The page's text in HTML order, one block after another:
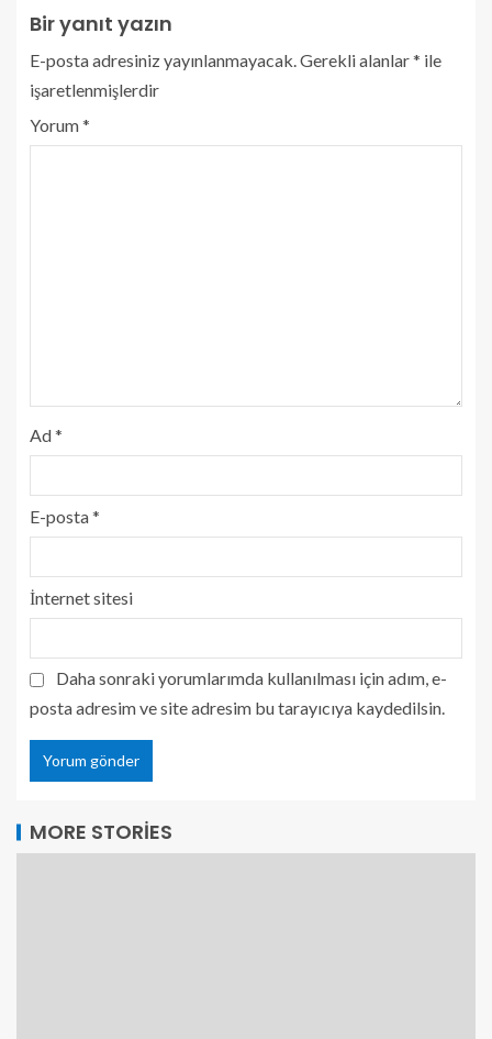
Bir yanıt yazın
E-posta adresiniz yayınlanmayacak. Gerekli alanlar* ile
işaretlenmişlerdir
Yorum*
Ad*
E-posta*
İnternet sitesi
Daha sonraki yorumlarımda kullanılması için adım, e-
posta adresim ve site adresim bu tarayıcıya kaydedilsin.
MORE STORIES